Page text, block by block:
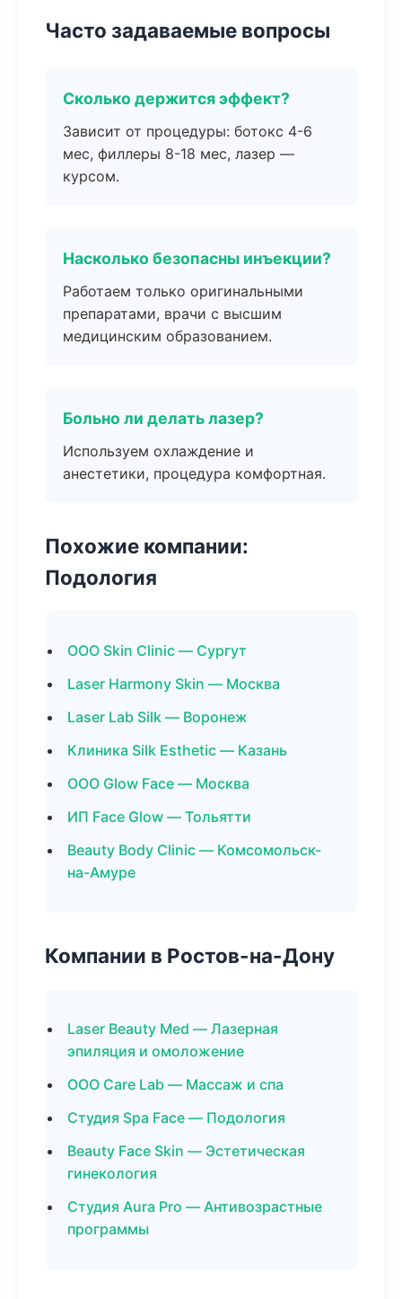
Часто задаваемые вопросы
Сколько держится эффект?
Зависит от процедуры: ботокс 4-6
мес, филлеры 8-18 мес, лазер —
курсом.
Насколько безопасны инъекции?
Работаем только оригинальными
препаратами, врачи с высшим
медицинским образованием.
Больно ли делать лазер?
Используем охлаждение и
анестетики, процедура комфортная.
Похожие компании:
Подология
ООО Skin Clinic — Сургут
Laser Harmony Skin — Москва
Laser Lab Silk — Воронеж
Клиника Silk Esthetic — Казань
ООО Glow Face — Москва
ИП Face Glow — Тольятти
Beauty Body Clinic — Комсомольск-
на-Амуре
Компании в Ростов-на-Дону
Laser Beauty Med — Лазерная
эпиляция и омоложение
ООО Care Lab — Массаж и спа
Студия Spa Face — Подология
Beauty Face Skin — Эстетическая
гинекология
Студия Aura Pro — Антивозрастные
программы